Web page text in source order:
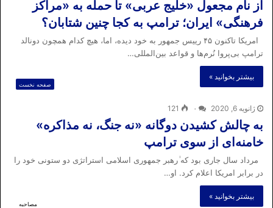
از نام مجعول «خلیج عربی» تا حمله به «مراکز
فرهنگی» ایران؛ ترامپ به کجا چنین شتابان؟
امریکا تاکنون ۴۵ رییس جمهور به خود دیده، اما، هیچ کدام همچون دونالد
ترامپ بی‌پروا نُرم‌ها و قواعد بین‌المللی…
بیشتر بخوانید »
صفحه نخست
ژانویه 6, 2020 ۰ 121
به چالش کشیدن دوگانه «نه جنگ، نه مذاکره»
خامنه‌ای‌ از سوی ترامپ
مرداد سال جاری بود که ٰرهبر جمهوری اسلامی استراتژی دو ستونی خود را
در برابر امریکا اعلام کرد. او…
بیشتر بخوانید »
مصاحبه